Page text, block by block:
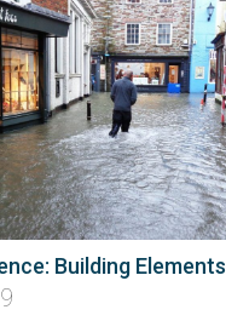
Building Elements